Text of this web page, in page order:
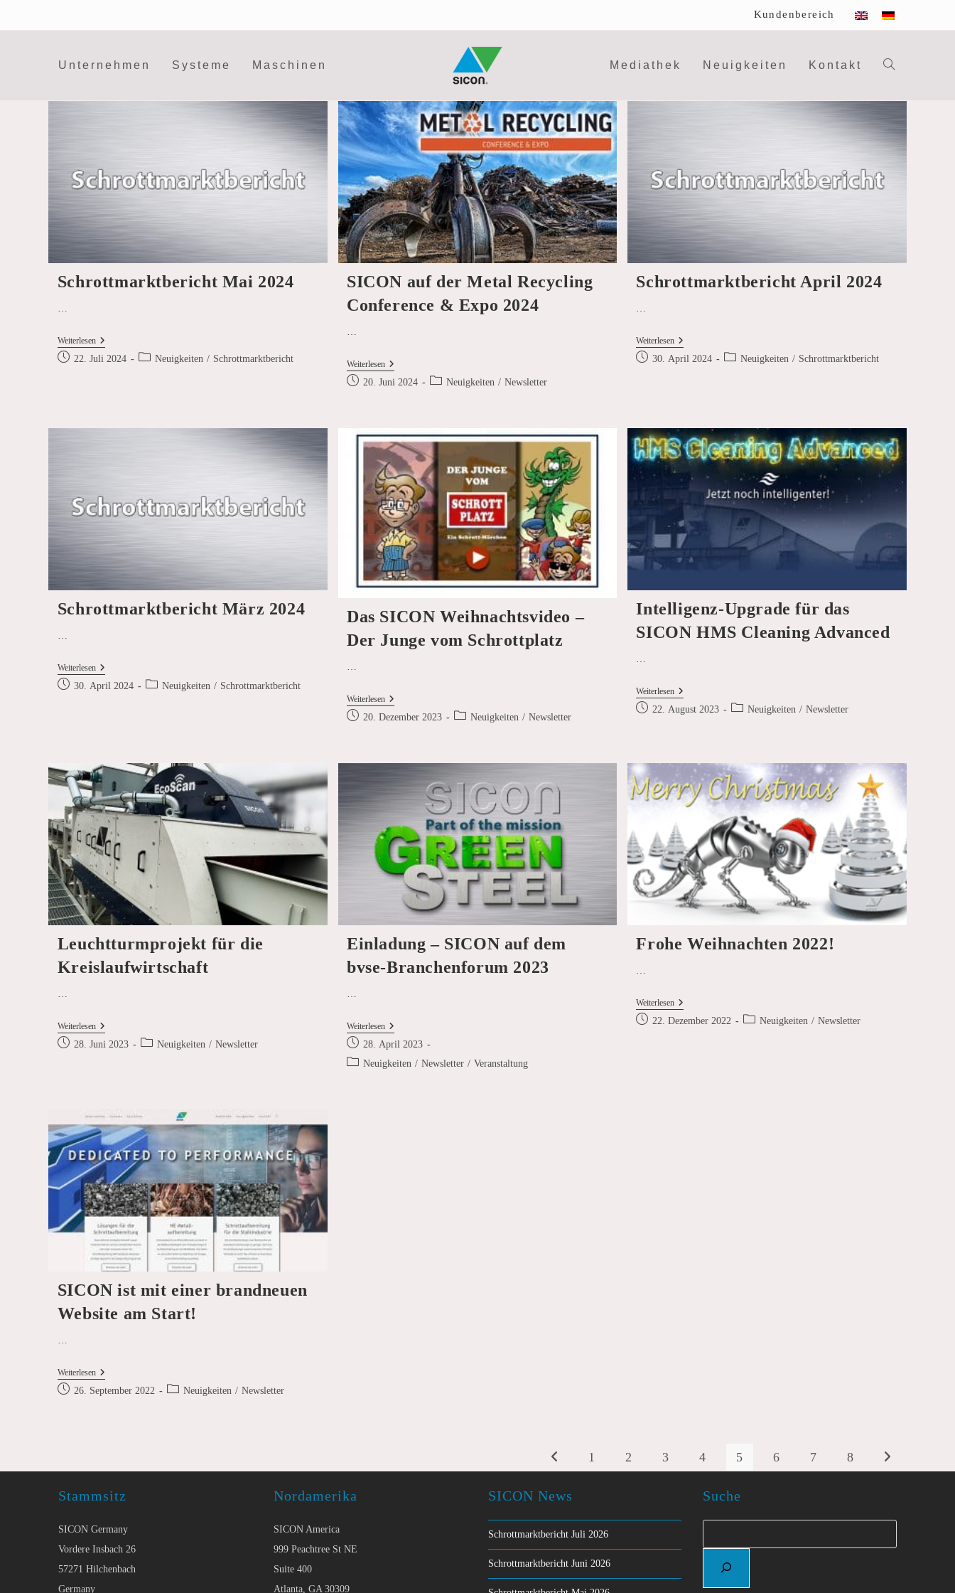
Inhalt
Kundenbereich
Unternehmen Systeme Maschinen Mediathek Neuigkeiten Kontakt Website-
Schrottmarktbericht Mai 2024
WeiterlesenSchrottmarktbericht
2024
Beitrag22. Juli 2024
Beitrags-
Neuigkeiten / Schrottmarktbericht
SICON auf der Metal Recycling
Conference & Expo 2024
WeiterlesenSICON
Der
&
Expo
2024
Beitrag20. Juni 2024
Beitrags-
Neuigkeiten / Newsletter
Schrottmarktbericht April 2024
WeiterlesenSchrottmarktbericht
2024
Beitrag30. April 2024
Beitrags-
Neuigkeiten / Schrottmarktbericht
Schrottmarktbericht März 2024
WeiterlesenSchrottmarktbericht
März
2024
Beitrag30. April 2024
Beitrags-Neuigkeiten / Schrottmarktbericht
Das SICON Weihnachtsvideo –
Der Junge vom Schrottplatz
…
WeiterlesenDas
Weihnachtsvideo
Schrottplatz
Beitrag20. Dezember 2023
Beitrags-
Neuigkeiten / Newsletter
Intelligenz-Upgrade für das
SICON HMS Cleaning Advanced
WeiterlesenIntelligenz-
Upgrade
Für
Advanced
Beitrag22. August 2023
Beitrags-
Neuigkeiten / Newsletter
Leuchtturmprojekt für die
Kreislaufwirtschaft
…
WeiterlesenLeuchtturmprojekt
Die
Beitrag28. Juni 2023
Beitrags-
Neuigkeiten / Newsletter
Einladung – SICON auf dem
bvse-Branchenforum 2023
…
WeiterlesenEinladung
SICON
Auf
Dem
Beitrag
veröffentlicht:
28. April 2023
Beitrags-
Neuigkeiten / Newsletter / Veranstaltung
Frohe Weihnachten 2022!
…
WeiterlesenFrohe
2022!
Beitrag22. Dezember 2022
Beitrags-
Neuigkeiten / Newsletter
SICON ist mit einer brandneuen
Website am Start!
…
WeiterlesenSICON
Mit
Beitrag26. September 2022
Beitrags-
Neuigkeiten / Newsletter
Zur vorherigen Seite
1 2 3 4 5 6 7 8 Zur nächsten
Stammsitz
SICON Germany
Vordere Insbach 26
57271 Hilchenbach
Germany
Nordamerika
SICON America
999 Peachtree St NE
Suite 400
Atlanta, GA 30309
SICON News
Schrottmarktbericht Juli 2026
Schrottmarktbericht Juni 2026
Suche